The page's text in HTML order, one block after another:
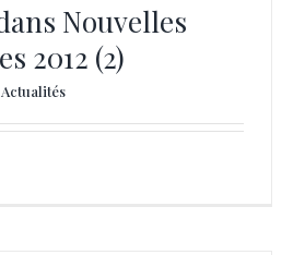
Nouvelles
2012 (2)
Actualités